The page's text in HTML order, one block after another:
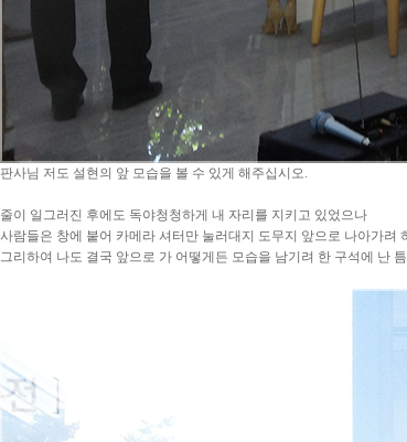
판사님 저도 설현의 앞 모습을 볼 수 있게 해주십시오.
줄이 일그러진 후에도 독야청청하게 내 자리를 지키고 있었으나
사람들은 창에 붙어 카메라 셔터만 눌러대지 도무지 앞으로 나아가려
그리하여 나도 결국 앞으로 가 어떻게든 모습을 남기려 한 구석에 난